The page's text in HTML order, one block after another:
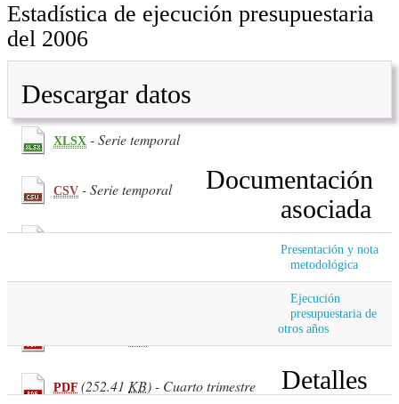
Estadística de ejecución presupuestaria
del 2006
Descargar datos
XLSX - Serie temporal
CSV - Serie temporal
(239.64KB) - Primer trimestre
(132.41KB) - Segundo trimestre
PDF (252.41 KB) - Cuarto trimestre
Documentación
asociada
Presentación y nota
metodológica
Ejecución
presupuestaria de
otros años
Detalles